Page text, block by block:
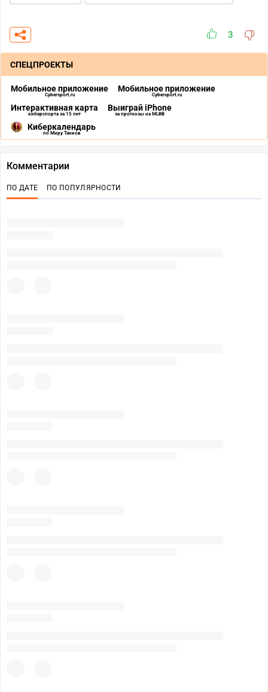
3
СПЕЦПРОЕКТЫ
Мобильное приложение
Cybersport.ru
Мобильное приложение
Cybersport.ru
Интерактивная карта
киберспорта за 15 лет
Выиграй iPhone
за прогнозы на MLBB
Киберкалендарь
по Миру Танков
Комментарии
ПО ДАТЕ ПО ПОПУЛЯРНОСТИ